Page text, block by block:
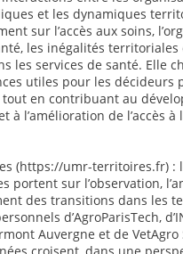
et les dynamiques
sur l’accès aux soins,
les inégalités territoriales
les services de santé. Elle
utiles pour les décideurs
tout en contribuant au
à l’amélioration de l’accès à
(https://umr-territoires.fr) :
portent sur l’observation,
des transitions dans les
d’AgroParisTech,
Auvergne et de VetAgro